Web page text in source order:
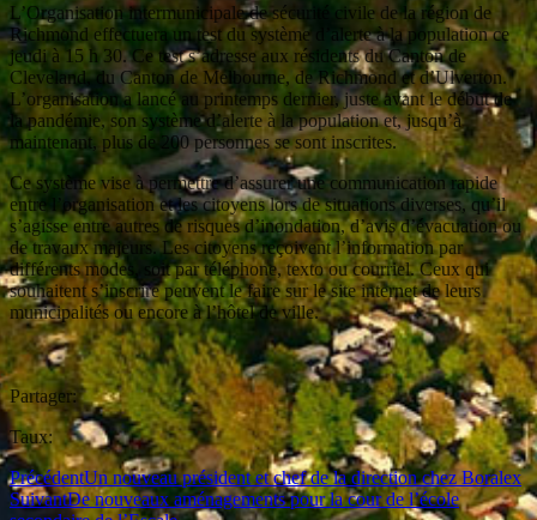
L’Organisation intermunicipale de sécurité civile de la région de
Richmond effectuera un test du système d’alerte à la population ce
jeudi à 15 h 30. Ce test s’adresse aux résidents du Canton de
Cleveland, du Canton de Melbourne, de Richmond et d’Ulverton.
L’organisation a lancé au printemps dernier, juste avant le début de
la pandémie, son système d’alerte à la population et, jusqu’à
maintenant, plus de 200 personnes se sont inscrites.
Ce système vise à permettre d’assurer une communication rapide
entre l’organisation et les citoyens lors de situations diverses, qu’il
s’agisse entre autres de risques d’inondation, d’avis d’évacuation ou
de travaux majeurs. Les citoyens reçoivent l’information par
différents modes, soit par téléphone, texto ou courriel. Ceux qui
souhaitent s’inscrire peuvent le faire sur le site internet de leurs
municipalités ou encore à l’hôtel de ville.
Partager:
Taux:
PrécédentUn nouveau président et chef de la direction chez Boralex
SuivantDe nouveaux aménagements pour la cour de l’école